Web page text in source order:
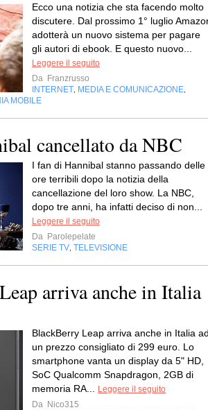
Ecco una notizia che sta facendo molto
discutere. Dal prossimo 1° luglio
adotterà un nuovo sistema per pagare
gli autori di ebook. E questo nuovo...
Leggere il seguito
Da Franzrusso
INTERNET MEDIA E COMUNICAZIONE
MOBILE
cancellato da NBC
I fan di Hannibal stanno passando delle
ore terribili dopo la notizia della
cancellazione del loro show. La NBC,
dopo tre anni, ha infatti deciso di non...
Leggere il seguito
Da Parolepelate
SERIE TV TELEVISIONE
arriva anche in Italia
BlackBerry Leap arriva anche in Italia
un prezzo consigliato di 299 euro. Lo
smartphone vanta un display da 5" HD,
SoC Qualcomm Snapdragon, 2GB di
memoria RA...
Leggere il seguito
Da Nico315